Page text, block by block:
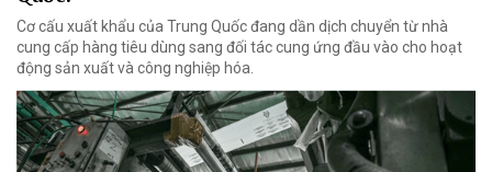
Cơ cấu xuất khẩu của Trung Quốc đang dần dịch chuyển từ nhà
cung cấp hàng tiêu dùng sang đối tác cung ứng đầu vào cho hoạt
động sản xuất và công nghiệp hóa.